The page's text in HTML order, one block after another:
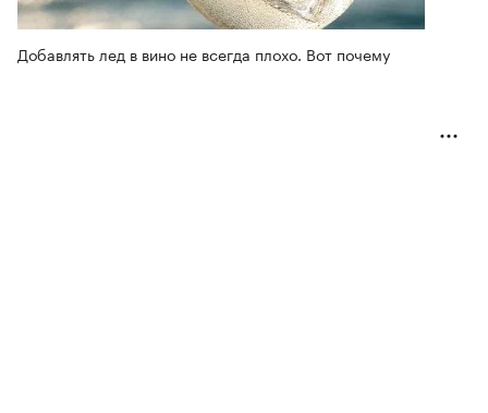
Добавлять лед в вино не всегда плохо. Вот почему